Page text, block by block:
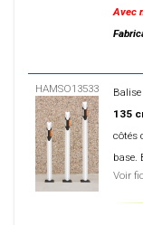
Avec
HAMSO13533
135
côtés
base.
Voir